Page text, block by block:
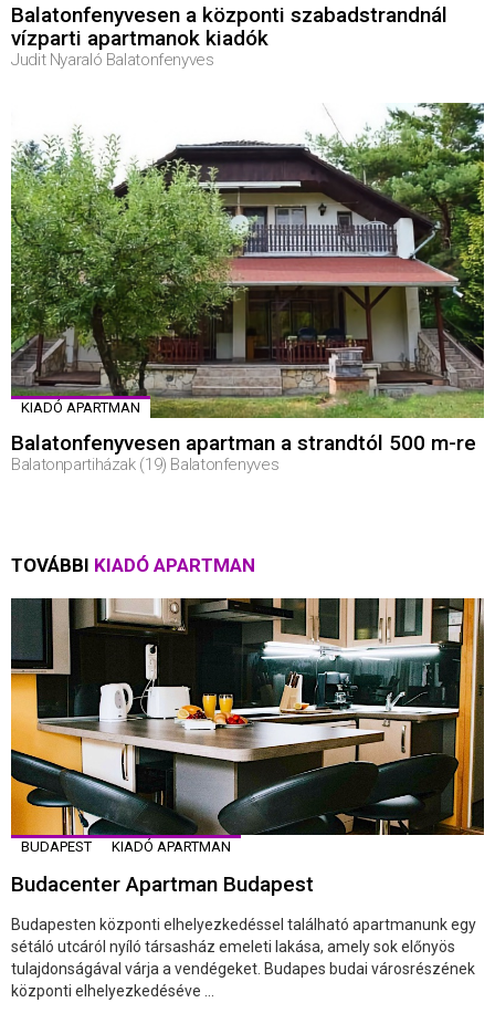
Balatonfenyvesen a központi szabadstrandnál
vízparti apartmanok kiadók
Judit Nyaraló Balatonfenyves
KIADÓ APARTMAN
Balatonfenyvesen apartman a strandtól 500 m-re
Balatonpartiházak (19) Balatonfenyves
TOVÁBBI KIADÓ APARTMAN
BUDAPEST KIADÓ APARTMAN
Budacenter Apartman Budapest
Budapesten központi elhelyezkedéssel található apartmanunk egy
sétáló utcáról nyíló társasház emeleti lakása, amely sok előnyös
tulajdonságával várja a vendégeket. Budapes budai városrészének
központi elhelyezkedéséve ...